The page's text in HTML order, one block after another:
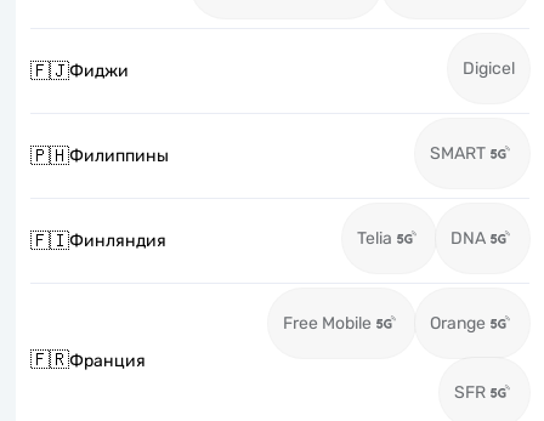
🇫🇯Фиджи Digicel
🇵🇭Филиппины SMART
🇫🇮Финляндия Telia DNA
🇫🇷Франция
Free Mobile Orange
SFR